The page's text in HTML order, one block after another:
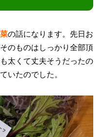
の話になります。先日お
のものはしっかり全部頂
太くて丈夫そうだったの
いたのでした。